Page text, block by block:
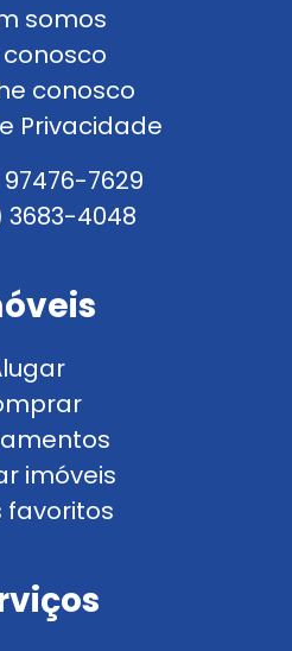
somos
conosco
conosco
Privacidade
97476-7629
3683-4048
imóveis
favoritos